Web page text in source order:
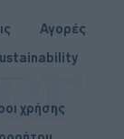
Αγορές
χρήσης